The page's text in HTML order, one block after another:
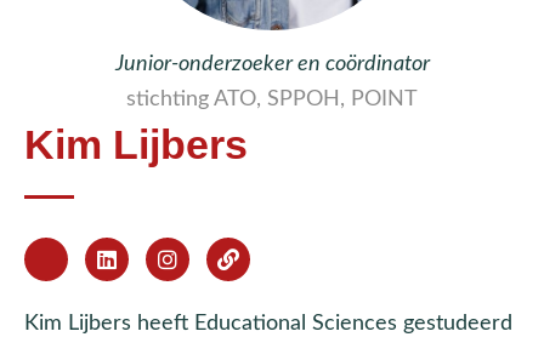
Junior-onderzoeker en coördinator
stichting ATO, SPPOH, POINT
Kim Lijbers
Kim Lijbers heeft Educational Sciences gestudeerd